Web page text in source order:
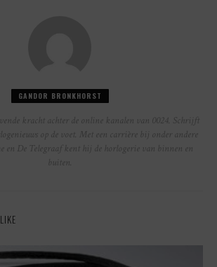
GANDOR BRONKHORST
kracht achter de online kanalen van 0024. Schrijft
op de voet. Met een carrière bij onder andere
en De Telegraaf kent hij de horlogerie van binnen en
buiten.